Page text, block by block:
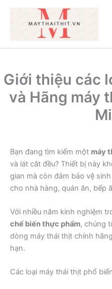
dung
Giới thiệu các
và Hãng máy
Bạn đang tìm kiếm một máy
và lát cắt đều? Thiết bị này
gian mà còn đảm bảo vệ
cho nhà hàng, quán ăn, bếp
Với nhiều năm kinh nghiệm
chế biến thực phẩm, chúng
dòng máy thái thịt chính
hạn.
Các loại máy thái thịt phổ